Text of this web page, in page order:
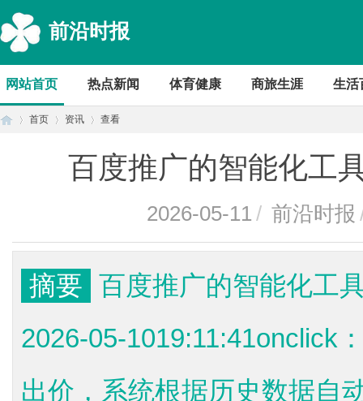
前沿时报
网站首页 热点新闻 体育健康 商旅生涯 生活
首页 资讯 查看
百度推广的智能化工
2026-05-11 / 前沿时报
摘要 百度推广的智能化工
2026-05-1019:11:41onclick
出价，系统根据历史数据自